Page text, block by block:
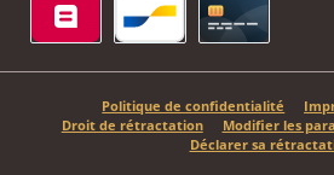
Politique de confidentialité
Droit de rétractation
Modifier les
Déclarer sa